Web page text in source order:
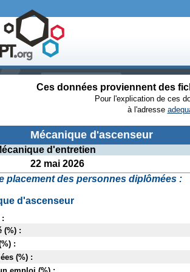
Ces données proviennent des
Pour l'explication de ces
à l'adresse
Mécanique d'ascenseur
d'entretien
22 mai 2026
placement des personnes diplômées :
d'ascenseur
:
(%) :
:
(%) :